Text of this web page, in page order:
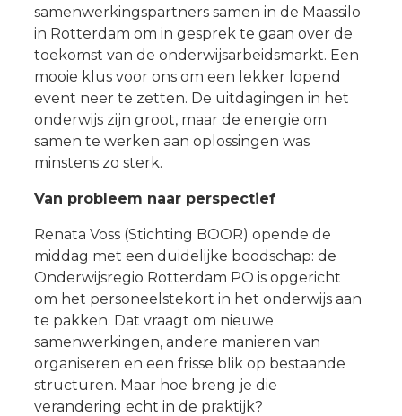
samenwerkingspartners samen in de Maassilo
in Rotterdam om in gesprek te gaan over de
toekomst van de onderwijsarbeidsmarkt. Een
mooie klus voor ons om een lekker lopend
event neer te zetten. De uitdagingen in het
onderwijs zijn groot, maar de energie om
samen te werken aan oplossingen was
minstens zo sterk.
Van probleem naar perspectief
Renata Voss (Stichting BOOR) opende de
middag met een duidelijke boodschap: de
Onderwijsregio Rotterdam PO is opgericht
om het personeelstekort in het onderwijs aan
te pakken. Dat vraagt om nieuwe
samenwerkingen, andere manieren van
organiseren en een frisse blik op bestaande
structuren. Maar hoe breng je die
verandering echt in de praktijk?